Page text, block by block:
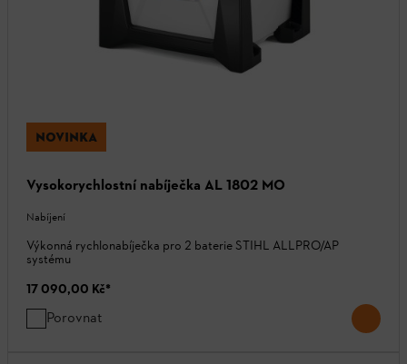
NOVINKA
Vysokorychlostní nabíječka AL 1802 MO
Nabíjení
Výkonná rychlonabíječka pro 2 baterie STIHL ALLPRO/AP
systému
17 090,00 Kč*
Porovnat